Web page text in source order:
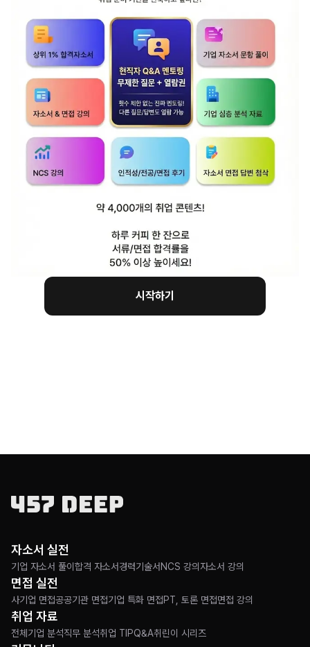
트렌드가 정말 너~~ 무 빠릅니다. 지독할
정도로요,,,,
이제는 HRM 시장도 거의 성숙기라,, 이제는
밀키트, 샐러드쪽으로 눈을 돌리고 있는데요
당연히 영업, 마케팅 쪽 직군이라면 밀키드,
샐러드에 대한 이야기를 언급하는 게 좋겠죠,
참고할 만한 기사
CJ제일제당 '행복한콩 모닝두부',
샐러드 소비 확대 트렌드 맞춰
http://www.updownnews.co.kr/news/
idxno=228270
시작하기
자소서 실전
기업 자소서 풀이 합격 자소서경력기술서 NCS 강의자소서 강의
면접 실전
사기업 면접공공기관 면접기업 특화 면접PT, 토론 면접면접 강의
취업 자료
전체 기업 분석직무 분석취업 TIPQ&A취린이 시리즈